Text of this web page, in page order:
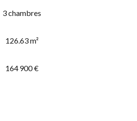
3 chambres
126.63 m²
164 900 €